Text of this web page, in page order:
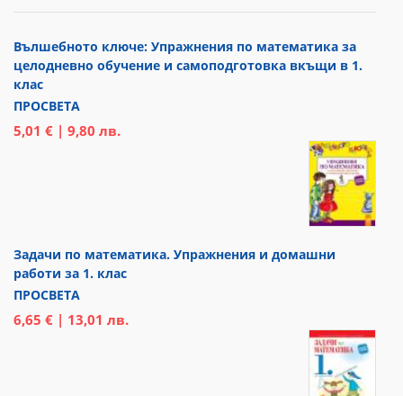
Вълшебното ключе: Упражнения по математика за
целодневно обучение и самоподготовка вкъщи в 1.
клас
ПРОСВЕТА
5,01 € | 9,80 лв.
Задачи по математика. Упражнения и домашни
работи за 1. клас
ПРОСВЕТА
6,65 € | 13,01 лв.